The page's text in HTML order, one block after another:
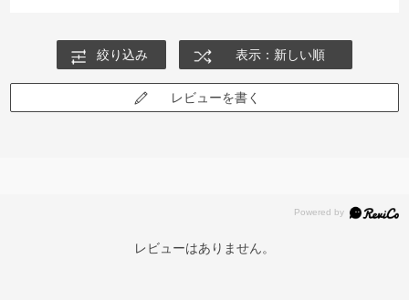
絞り込み 表示：新しい順
レビューを書く
レビューはありません。